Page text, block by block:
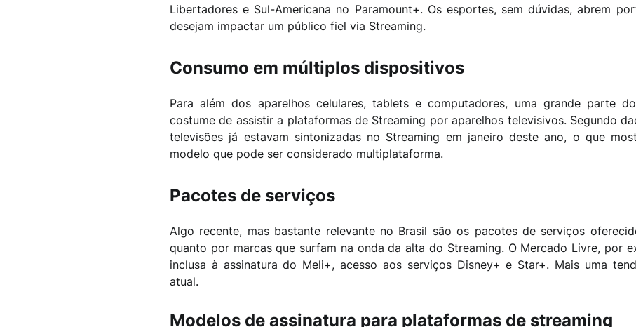
Libertadores e Sul-Americana no Paramount+. Os esportes, sem dúvidas, abrem
desejam impactar um público fiel via Streaming.
Consumo em múltiplos dispositivos
Para além dos aparelhos celulares, tablets e computadores, uma grande parte
costume de assistir a plataformas de Streaming por aparelhos televisivos. Segundo
televisões já estavam sintonizadas no Streaming em janeiro deste ano, o que
modelo que pode ser considerado multiplataforma.
Pacotes de serviços
Algo recente, mas bastante relevante no Brasil são os pacotes de serviços
quanto por marcas que surfam na onda da alta do Streaming. O Mercado Livre, por
inclusa à assinatura do Meli+, acesso aos serviços Disney+ e Star+. Mais uma
atual.
Modelos de assinatura para plataformas de streaming